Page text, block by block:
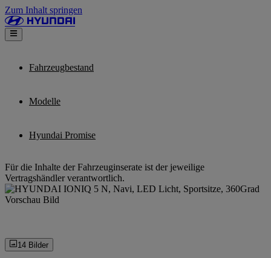
Zum Inhalt springen
Fahrzeugbestand
Modelle
Hyundai Promise
Für die Inhalte der Fahrzeuginserate ist der jeweilige
Vertragshändler verantwortlich.
14 Bilder